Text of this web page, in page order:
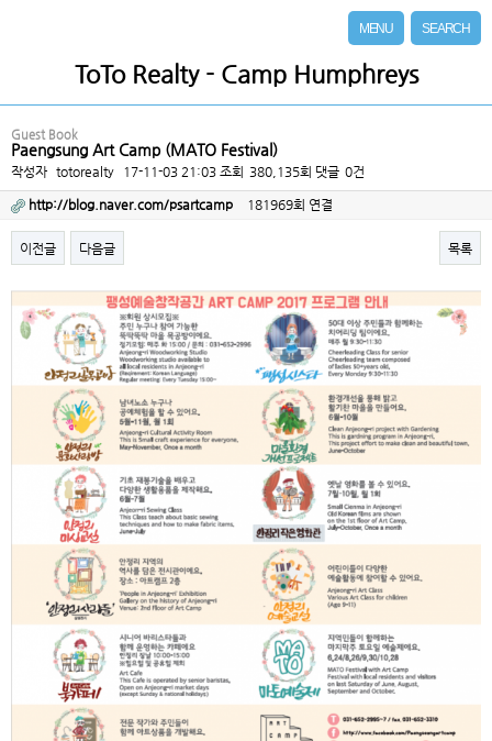
ToTo Realty - Camp Humphreys
MENU SEARCH
Guest Book
Paengsung Art Camp (MATO Festival)
작성자 totorealty 17-11-03 21:03 조회 380,135회 댓글 0건
http://blog.naver.com/psartcamp 181969회 연결
이전글 다음글 목록